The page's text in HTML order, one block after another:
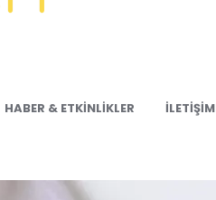
HABER & ETKINLIKLER
İLETIŞIM